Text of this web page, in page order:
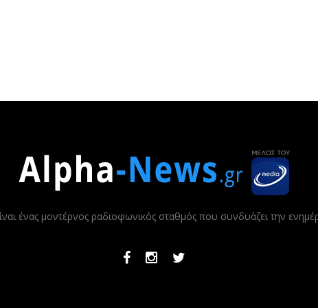
ένας μοντέρνος ραδιοφωνικός σταθμός που συνδυάζει την
FacebookInstagramTwitter